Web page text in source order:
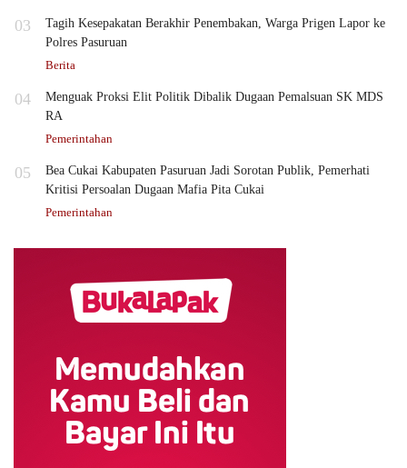
03
Tagih Kesepakatan Berakhir Penembakan, Warga Prigen Lapor ke
Polres Pasuruan
Berita
04
Menguak Proksi Elit Politik Dibalik Dugaan Pemalsuan SK MDS
RA
Pemerintahan
05
Bea Cukai Kabupaten Pasuruan Jadi Sorotan Publik, Pemerhati
Kritisi Persoalan Dugaan Mafia Pita Cukai
Pemerintahan